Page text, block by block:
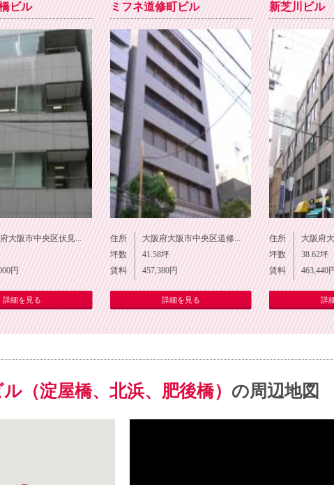
ビル
大阪市中央区伏見...
円
詳細を見る
ミフネ道修町ビル
住所
大阪府大阪市中央区道修...
坪数
41.58坪
賃料
457,380円
詳細を見る
新芝川ビル
住所
大阪府
坪数
38.62坪
賃料
463,440
詳
（淀屋橋、北浜、肥後橋） の周辺地図